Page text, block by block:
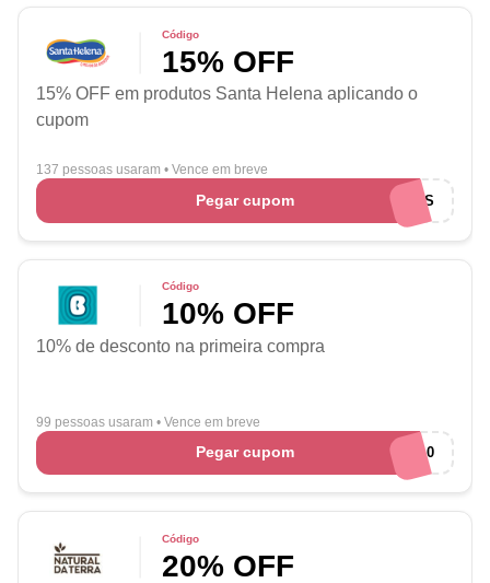
Código
15% OFF
15% OFF em produtos Santa Helena aplicando o
cupom
137 pessoas usaram • Vence em breve
Pegar cupom EUAMOCUPONS
Código
10% OFF
10% de desconto na primeira compra
99 pessoas usaram • Vence em breve
Pegar cupom WELCOME10
Código
20% OFF